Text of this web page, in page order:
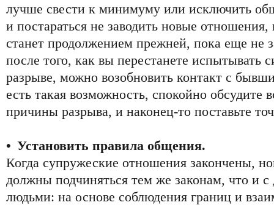
лучше свести к минимуму или исключить
и постараться не заводить новые отношения,
станет продолжением прежней, пока еще не
после того, как вы перестанете испытывать
разрыве, можно возобновить контакт с
есть такая возможность, спокойно обсудите
причины разрыва, и наконец-то поставьте
• Установить правила общения.
Когда супружеские отношения закончены,
должны подчиняться тем же законам, что и
людьми: на основе соблюдения границ и